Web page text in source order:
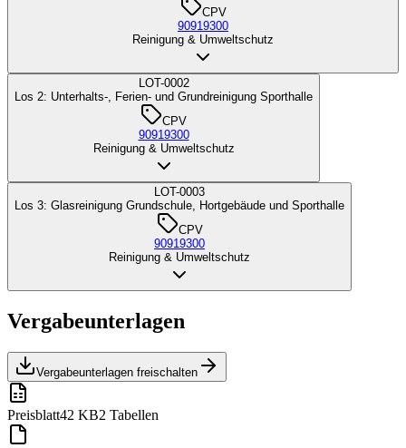
CPV
90919300
Reinigung & Umweltschutz
LOT-0002
Los 2: Unterhalts-, Ferien- und Grundreinigung Sporthalle
CPV
90919300
Reinigung & Umweltschutz
LOT-0003
Los 3: Glasreinigung Grundschule, Hortgebäude und Sporthalle
CPV
90919300
Reinigung & Umweltschutz
Vergabeunterlagen
Vergabeunterlagen freischalten
Preisblatt42 KB2 Tabellen